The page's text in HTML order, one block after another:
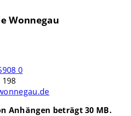
Wonnegau
0
198
Anhängen beträgt 30 MB.